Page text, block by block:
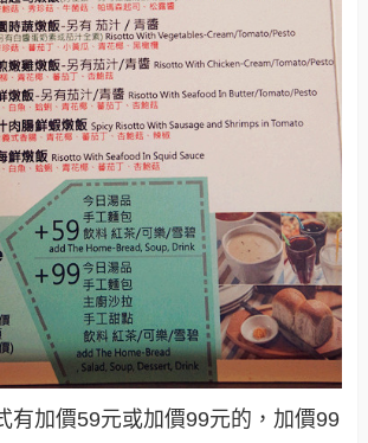
有加價59元或加價99元的，加價99